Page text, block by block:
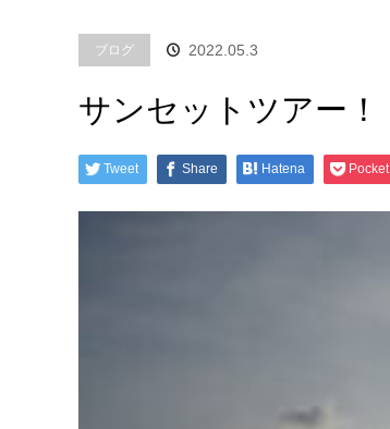
ブログ 2022.05.3
サンセットツアー！
Tweet Share Hatena Pocket